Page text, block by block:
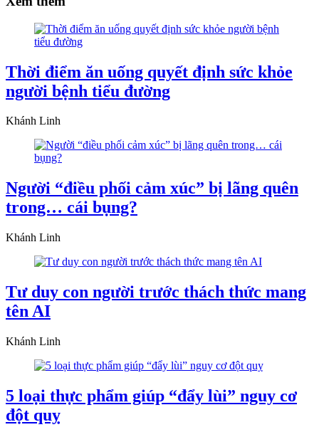
Thời điểm ăn uống quyết định sức khỏe
người bệnh tiểu đường
Khánh Linh
Người “điều phối cảm xúc” bị lãng quên
trong… cái bụng?
Khánh Linh
Tư duy con người trước thách thức mang
tên AI
Khánh Linh
5 loại thực phẩm giúp “đẩy lùi” nguy cơ
đột quỵ